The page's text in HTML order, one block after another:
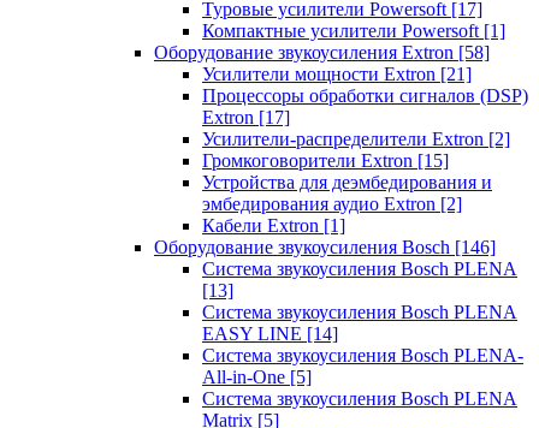
Туровые усилители Powersoft [17]
Компактные усилители Powersoft [1]
Оборудование звукоусиления Extron [58]
Усилители мощности Extron [21]
Процессоры обработки сигналов (DSP)
Extron [17]
Усилители-распределители Extron [2]
Громкоговорители Extron [15]
Устройства для деэмбедирования и
эмбедирования аудио Extron [2]
Кабели Extron [1]
Оборудование звукоусиления Bosch [146]
Система звукоусиления Bosch PLENA
[13]
Система звукоусиления Bosch PLENA
EASY LINE [14]
Система звукоусиления Bosch PLENA-
All-in-One [5]
Система звукоусиления Bosch PLENA
Matrix [5]